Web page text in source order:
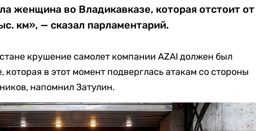
женщина во Владикавказе, которая отстоит от
км», — сказал парламентарий.
крушение самолет компании AZAl должен был
которая в этот момент подверглась атакам со стороны
напомнил Затулин.